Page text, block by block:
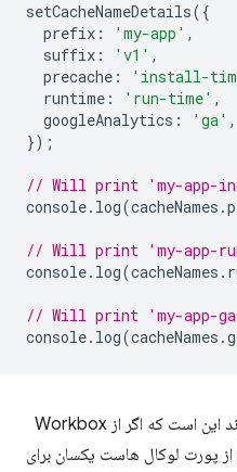
setCacheNameDetails({
prefix : 'my-app' ,
suffix : 'v1' ,
precache : 'install-
runtime : 'run-time' ,
googleAnalytics : 'ga' ,
});
// Will print 'my-app-
console. log(cacheNames .
// Will print 'my-app-
console. log(cacheNames .
// Will print 'my-app-
console. log(cacheNames .
مورد اصلی استفاده از پیشوند و پسوند این است که اگر از Workbox
از پورت لوکال هاست یکسان برای